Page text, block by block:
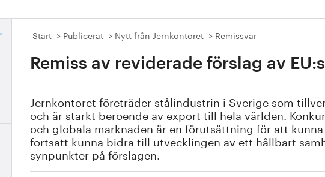
Start Publicerat Nytt från Jernkontoret Remissvar
Remiss av reviderade förslag av
Jernkontoret företräder stålindustrin i Sverige som
och är starkt beroende av export till hela världen.
och globala marknaden är en förutsättning för att
fortsatt kunna bidra till utvecklingen av ett hållbart
synpunkter på förslagen.